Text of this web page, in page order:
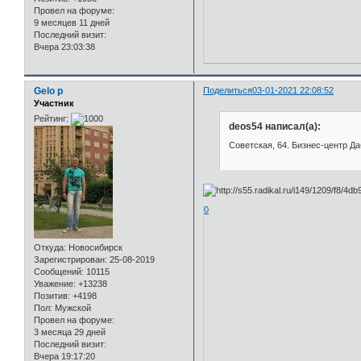
Провел на форуме:
9 месяцев 11 дней
Последний визит:
Вчера 23:03:38
Поделиться03-01-2021 22:08:52
Gelo p
Участник
Рейтинг:
Откуда: Новосибирск
Зарегистрирован: 25-08-2019
Сообщений: 10115
Уважение: +13238
Позитив: +4198
Пол: Мужской
Провел на форуме:
3 месяца 29 дней
Последний визит:
Вчера 19:17:20
deos54 написал(а):
Советская, 64. Бизнес-центр
0